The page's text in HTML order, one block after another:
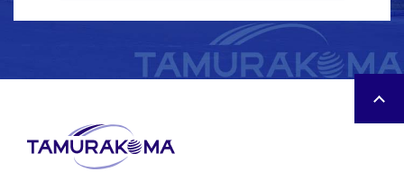
駒130年の歴史を感じる貴重な資料満載！建物の変遷を中心とした
歴史ブース 本イベントのために用意した暖簾は、創業当初をイメー
ジし、レトロな雰囲気を演出しました。 思いがけず近隣の方々の目
にも留まり、お立ち寄りいただけるケースもございました。 暖簾を
くぐると、建物の変遷、社名、意匠、田村駒と野球、といったトピ
ックスが記載されているタペストリーで囲まれた、歴史紹介ブース
が目に飛び込んできます。 また、1949年（昭和24年）に製作し、
通天閣2代目ビリケンさんのモデルになった、通常一般公開してい